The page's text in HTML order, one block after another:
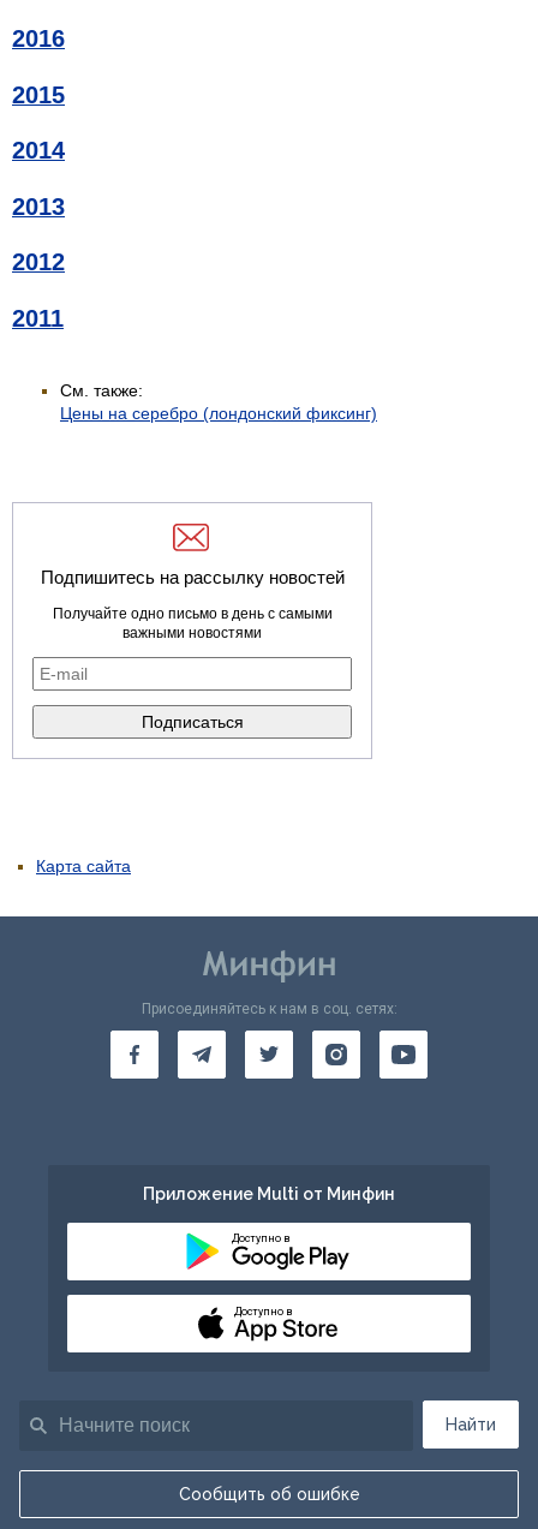
2016
2015
2014
2013
2012
2011
См. также:
Цены на серебро (лондонский фиксинг)
Подпишитесь на рассылку новостей
Получайте одно письмо в день с самыми
важными новостями
Карта сайта
Найти
Сообщить об ошибке
Присоединяйтесь к нам в соц. сетях:
Приложение Multi от Минфин
Доступно в
Доступно в